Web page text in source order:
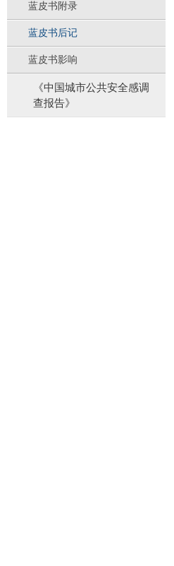
蓝皮书附录
蓝皮书后记
蓝皮书影响
《中国城市公共安全感调
查报告》